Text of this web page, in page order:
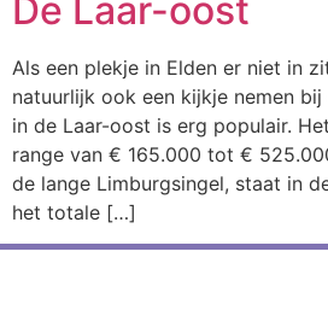
De Laar-oost
Als een plekje in Elden er niet in
natuurlijk ook een kijkje nemen
in de Laar-oost is erg populair.
range van € 165.000 tot €
de lange Limburgsingel, staat in
het totale […]